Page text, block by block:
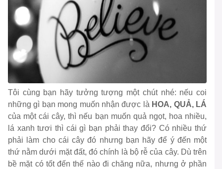
Tôi cùng bạn hãy tưởng tượng một chút nhé: nếu coi
những gì bạn mong muốn nhận được là HOA, QUẢ, LÁ
của một cái cây, thì nếu bạn muốn quả ngọt, hoa nhiều,
lá xanh tươi thì cái gì bạn phải thay đổi? Có nhiều thứ
phải làm cho cái cây đó nhưng bạn hãy để ý đến một
thứ nằm dưới mặt đất, đó chính là bộ rễ của cây. Dù trên
bề mặt có tốt đến thế nào đi chăng nữa, nhưng ở phần